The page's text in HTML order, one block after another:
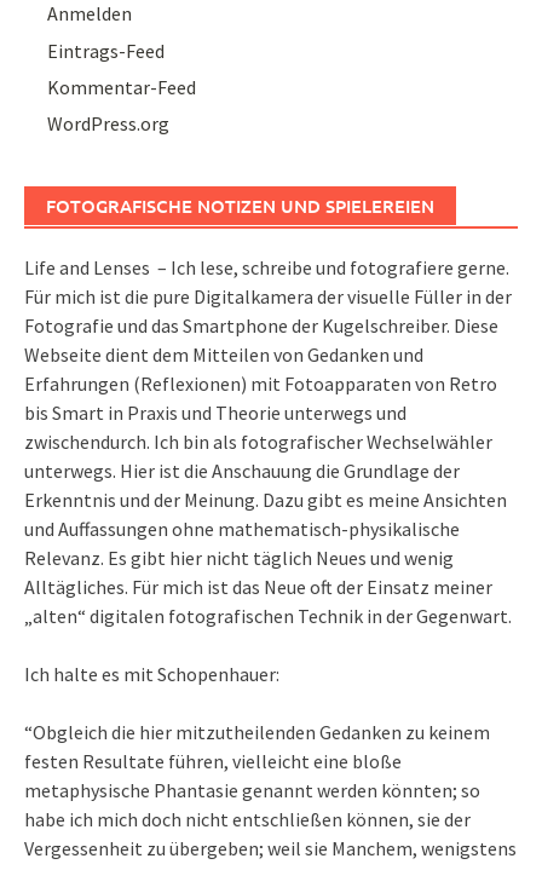
Anmelden
Eintrags-Feed
Kommentar-Feed
WordPress.org
FOTOGRAFISCHE NOTIZEN UND SPIELEREIEN
Life and Lenses – Ich lese, schreibe und fotografiere gerne.
Für mich ist die pure Digitalkamera der visuelle Füller in der
Fotografie und das Smartphone der Kugelschreiber. Diese
Webseite dient dem Mitteilen von Gedanken und
Erfahrungen (Reflexionen) mit Fotoapparaten von Retro
bis Smart in Praxis und Theorie unterwegs und
zwischendurch. Ich bin als fotografischer Wechselwähler
unterwegs. Hier ist die Anschauung die Grundlage der
Erkenntnis und der Meinung. Dazu gibt es meine Ansichten
und Auffassungen ohne mathematisch-physikalische
Relevanz. Es gibt hier nicht täglich Neues und wenig
Alltägliches. Für mich ist das Neue oft der Einsatz meiner
„alten“ digitalen fotografischen Technik in der Gegenwart.
Ich halte es mit Schopenhauer:
“Obgleich die hier mitzutheilenden Gedanken zu keinem
festen Resultate führen, vielleicht eine bloße
metaphysische Phantasie genannt werden könnten; so
habe ich mich doch nicht entschließen können, sie der
Vergessenheit zu übergeben; weil sie Manchem, wenigstens